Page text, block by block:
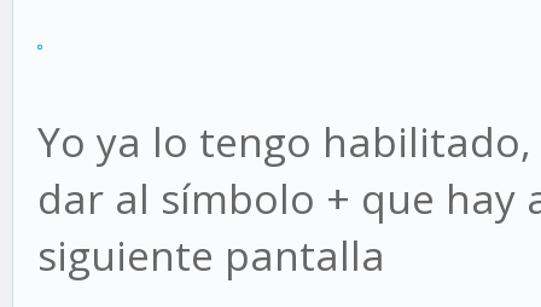
Yo ya lo tengo
dar al símbolo + que hay
siguiente pantalla